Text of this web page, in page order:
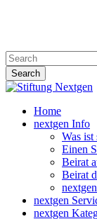
content
Search
Close
search
Menu
Home
nextgen Info
Was ist
Einen
Beirat
Beirat
nextgen
nextgen